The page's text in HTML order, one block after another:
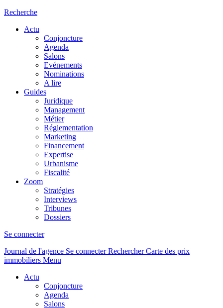
Recherche
Actu
Conjoncture
Agenda
Salons
Evénements
Nominations
A lire
Guides
Juridique
Management
Métier
Réglementation
Marketing
Financement
Expertise
Urbanisme
Fiscalité
Zoom
Stratégies
Interviews
Tribunes
Dossiers
Se connecter
Journal de l'agence Se connecterRechercher Carte des prix
immobiliers Menu
Actu
Conjoncture
Agenda
Salons